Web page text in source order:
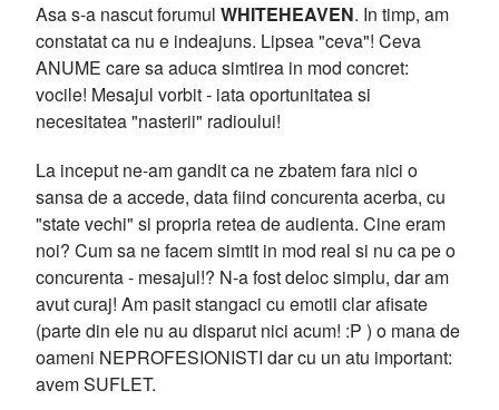
Asa s-a nascut forumul WHITEHEAVEN. In timp, am
constatat ca nu e indeajuns. Lipsea "ceva"! Ceva
ANUME care sa aduca simtirea in mod concret:
vocile! Mesajul vorbit - iata oportunitatea si
necesitatea "nasterii" radioului!
La inceput ne-am gandit ca ne zbatem fara nici o
sansa de a accede, data fiind concurenta acerba, cu
"state vechi" si propria retea de audienta. Cine eram
noi? Cum sa ne facem simtit in mod real si nu ca pe o
concurenta - mesajul!? N-a fost deloc simplu, dar am
avut curaj! Am pasit stangaci cu emotii clar afisate
(parte din ele nu au disparut nici acum! :P ) o mana de
oameni NEPROFESIONISTI dar cu un atu important:
avem SUFLET.